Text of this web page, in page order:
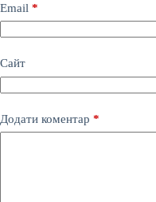
Email *
Сайт
Додати коментар *